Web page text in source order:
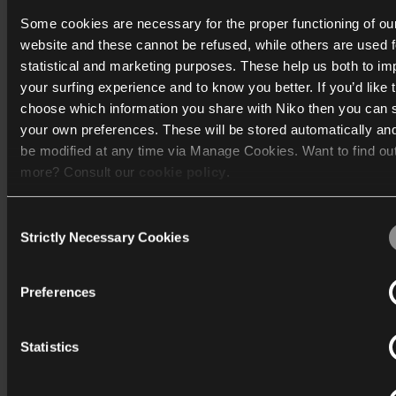
Some cookies are necessary for the proper functioning of
website and these cannot be refused, while others are used
statistical and marketing purposes. These help us both to
your surfing experience and to know you better. If you’d like
choose which information you share with Niko then you can
your own preferences. These will be stored automatically
be modified at any time via Manage Cookies. Want to find
more? Consult our
We work with40 third parties
who may receive and
Selection
Strictly Necessary Cookies
Preferences
StatisticsIn het park vallen de tuinpalen vooral op door hun